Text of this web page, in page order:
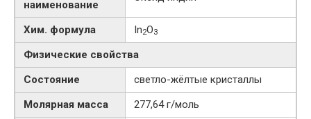
наименование
Хим. формула In2O3
Физические свойства
Состояние
светло-жёлтые кристаллы
Молярная масса
277,64 г/моль